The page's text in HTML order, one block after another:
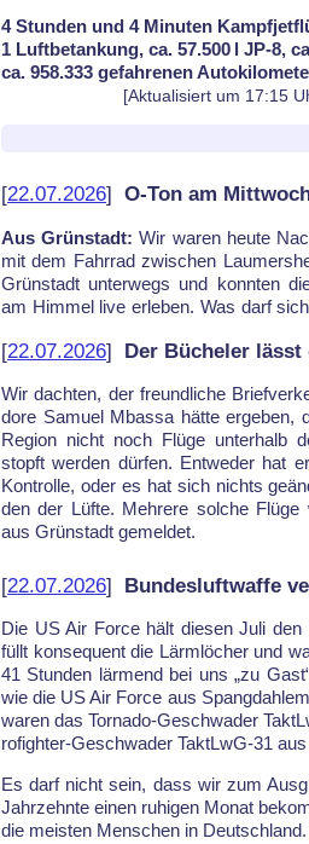
4 Stunden und 4 Minuten
1 Luftbetankung, ca. 57.500 l JP-8,
ca. 958.333 gefahrenen
[Aktualisiert um 17:15
[22.07.2026] O-Ton am
Aus Grünstadt: Wir wa­ren heu­te
mit dem Fahr­rad zwi­schen
Grün­stadt un­ter­wegs und konn­ten
am Him­mel li­ve er­le­ben. Was darf
flie­gen­de […] hier al­les er­lau­ben?
wir mal in Frie­den le­ben, aber das
[22.07.2026] Der Bücheler
Wir dach­ten, der freund­li­che
do­re Sa­mu­el Mbas­sa hät­te er­ge­ben,
Re­gi­on nicht noch Flü­ge un­ter­halb
stopft wer­den dür­fen. Ent­we­der hat
Kon­trol­le, oder es hat sich nichts
den der Lüf­te. Meh­re­re sol­che
aus Grün­stadt ge­mel­det.
[22.07.2026] Bundesluftwaffe
Die US Air For­ce hält die­sen Ju­li
füllt kon­se­quent die Lärm­löcher und
41 Stun­den lär­mend bei uns „zu
wie die US Air For­ce aus
wa­ren das Tor­na­do-Ge­schwa­der
ro­figh­ter-Ge­schwa­der TaktLwG-31
Es darf nicht sein, dass wir zum
Jahr­zehn­te einen ru­hi­gen Mo­nat
die meis­ten Men­schen in Deutsch­land.